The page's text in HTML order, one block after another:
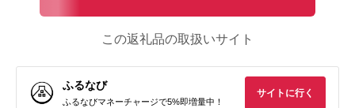
この返礼品の取扱いサイト
ふるなび
ふるなびマネーチャージで5%即増量中！
サイトに行く